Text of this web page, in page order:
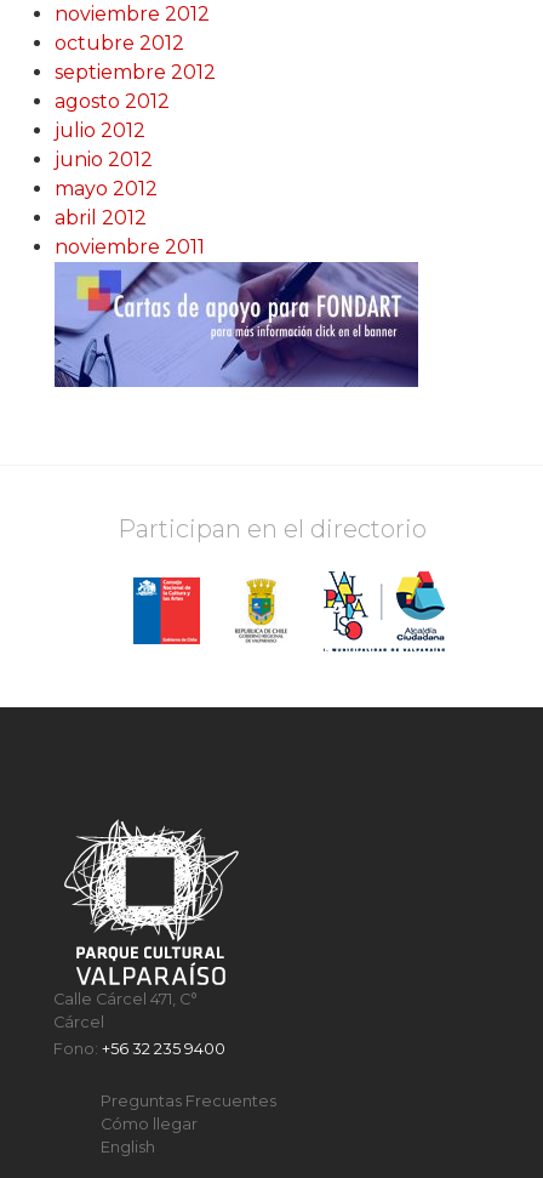
noviembre 2012
octubre 2012
septiembre 2012
agosto 2012
julio 2012
junio 2012
mayo 2012
abril 2012
noviembre 2011
Participan en el directorio
Calle Cárcel 471, C°
Cárcel
Fono:+56 32 235 9400
Preguntas Frecuentes
Cómo llegar
English